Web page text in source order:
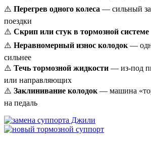
⚠️ Перегрев одного колеса — сильный
поездки
⚠️ Скрип или стук в тормозной системе
⚠️ Неравномерный износ колодок —
сильнее
⚠️ Течь тормозной жидкости — из-под
или направляющих
⚠️ Заклинивание колодок — машина
на педаль